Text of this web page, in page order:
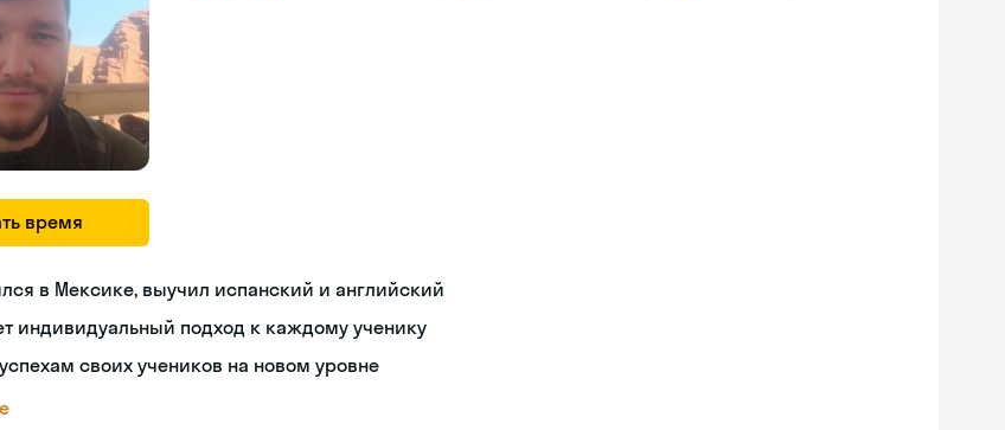
время
в Мексике, выучил испанский и английский
индивидуальный подход к каждому ученику
своих учеников на новом уровне